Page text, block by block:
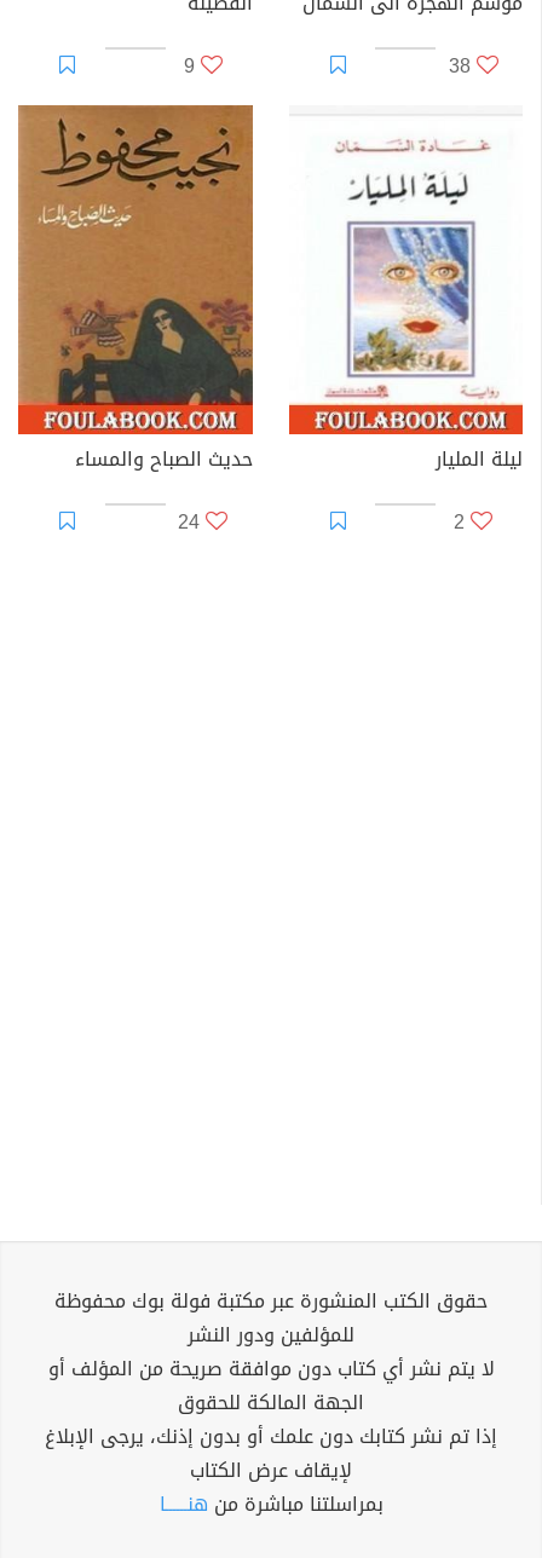
38
9
ليلة المليار
2
حديث الصباح والمساء
24
حقوق الكتب المنشورة عبر مكتبة فولة بوك محفوظة
للمؤلفين ودور النشر
لا يتم نشر أي كتاب دون موافقة صريحة من المؤلف أو
الجهة المالكة للحقوق
إذا تم نشر كتابك دون علمك أو بدون إذنك، يرجى الإبلاغ
لإيقاف عرض الكتاب
بمراسلتنا مباشرة من هنــــــا